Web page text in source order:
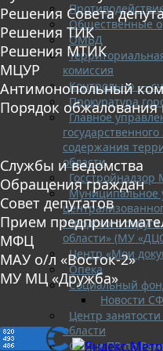
Общественные
ОМВД
комиссия
Контрольно —
Прокуратура
Главное
содержания
области
Госстройнадзор
Муниципальное
городского
области» (МУ
Центр «Мои
Опека
Социальный
Новости
Центр
области
ОНД и ПР по
Решения Совета
Решения ТИК
Решения МТИК
МЦУР
Антимонопольный
Порядок
Службы и ведомства
Обращения граждан
Совет депутатов
Прием
МФЦ
МАУ о/л «Восток-2»
МУ МЦ «Дружба»